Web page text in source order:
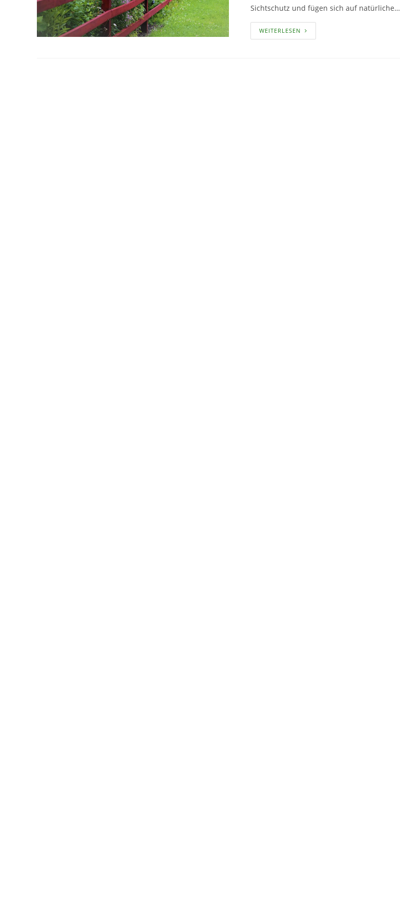
Sichtschutz und fügen sich auf natürliche…
WEITERLESENALLES
WISSENSWERTE